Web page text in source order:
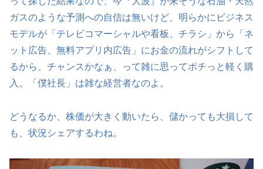
ガスのような予測への自信は無いけど、明らかにビジネス
モデルが「テレビコマーシャルや看板、チラシ」から「ネ
ット広告、無料アプリ内広告」にお金の流れがシフトして
るから、チャンスかなぁ、って雑に思ってポチっと軽く購
入。「僕社長」は雑な経営者なのよ。
どうなるか、株価が大きく動いたら、儲かっても大損して
も、状況シェアするわね。